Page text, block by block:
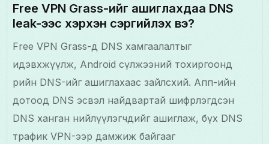
Free VPN Grass-ийг ашиглахдаа DNS
leak-ээс хэрхэн сэргийлэх вэ?
Free VPN Grass-д DNS хамгаалалтыг
идэвхжүүлж, Android сүлжээний тохиргоонд
өөрийн DNS-ийг ашиглахаас зайлсхий. Апп-ийн
дотоод DNS эсвэл найдвартай шифрлэгдсэн
DNS ханган нийлүүлэгчдийг ашиглаж, бүх DNS
трафик VPN-ээр дамжиж байгааг